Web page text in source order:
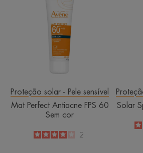
Antiacne
FPS
60
Sem
cor
Proteção solar - Pele sensível
Mat Perfect Antiacne FPS 60
Sem cor
4
/
5
2
Solar